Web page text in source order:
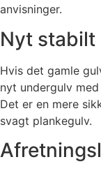
anvisninger.
Nyt
Hvis det gamle
nyt undergulv
Det er en mere
svagt plankegulv.